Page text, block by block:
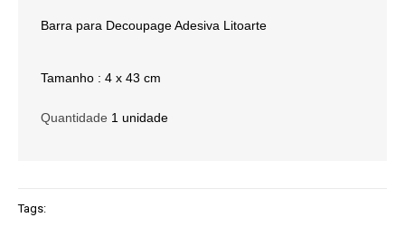
Barra para Decoupage Adesiva Litoarte
Tamanho : 4 x 43 cm
Quantidade 1 unidade
Tags: